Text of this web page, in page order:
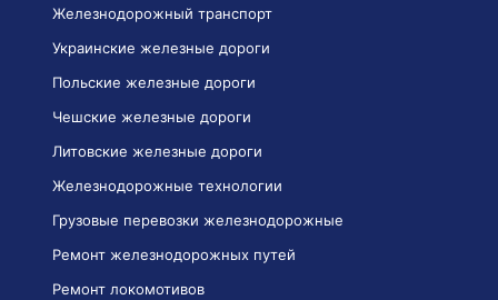
Железнодорожный транспорт
Украинские железные дороги
Польские железные дороги
Чешские железные дороги
Литовские железные дороги
Железнодорожные технологии
Грузовые перевозки железнодорожные
Ремонт железнодорожных путей
Ремонт локомотивов